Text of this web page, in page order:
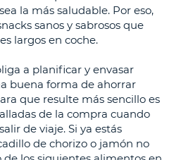
la más saludable. Por eso,
sanos y sabrosos que
largos en coche.
a planificar y envasar
buena forma de ahorrar
que resulte más sencillo es
de la compra cuando
de viaje. Si ya estás
de chorizo o jamón no